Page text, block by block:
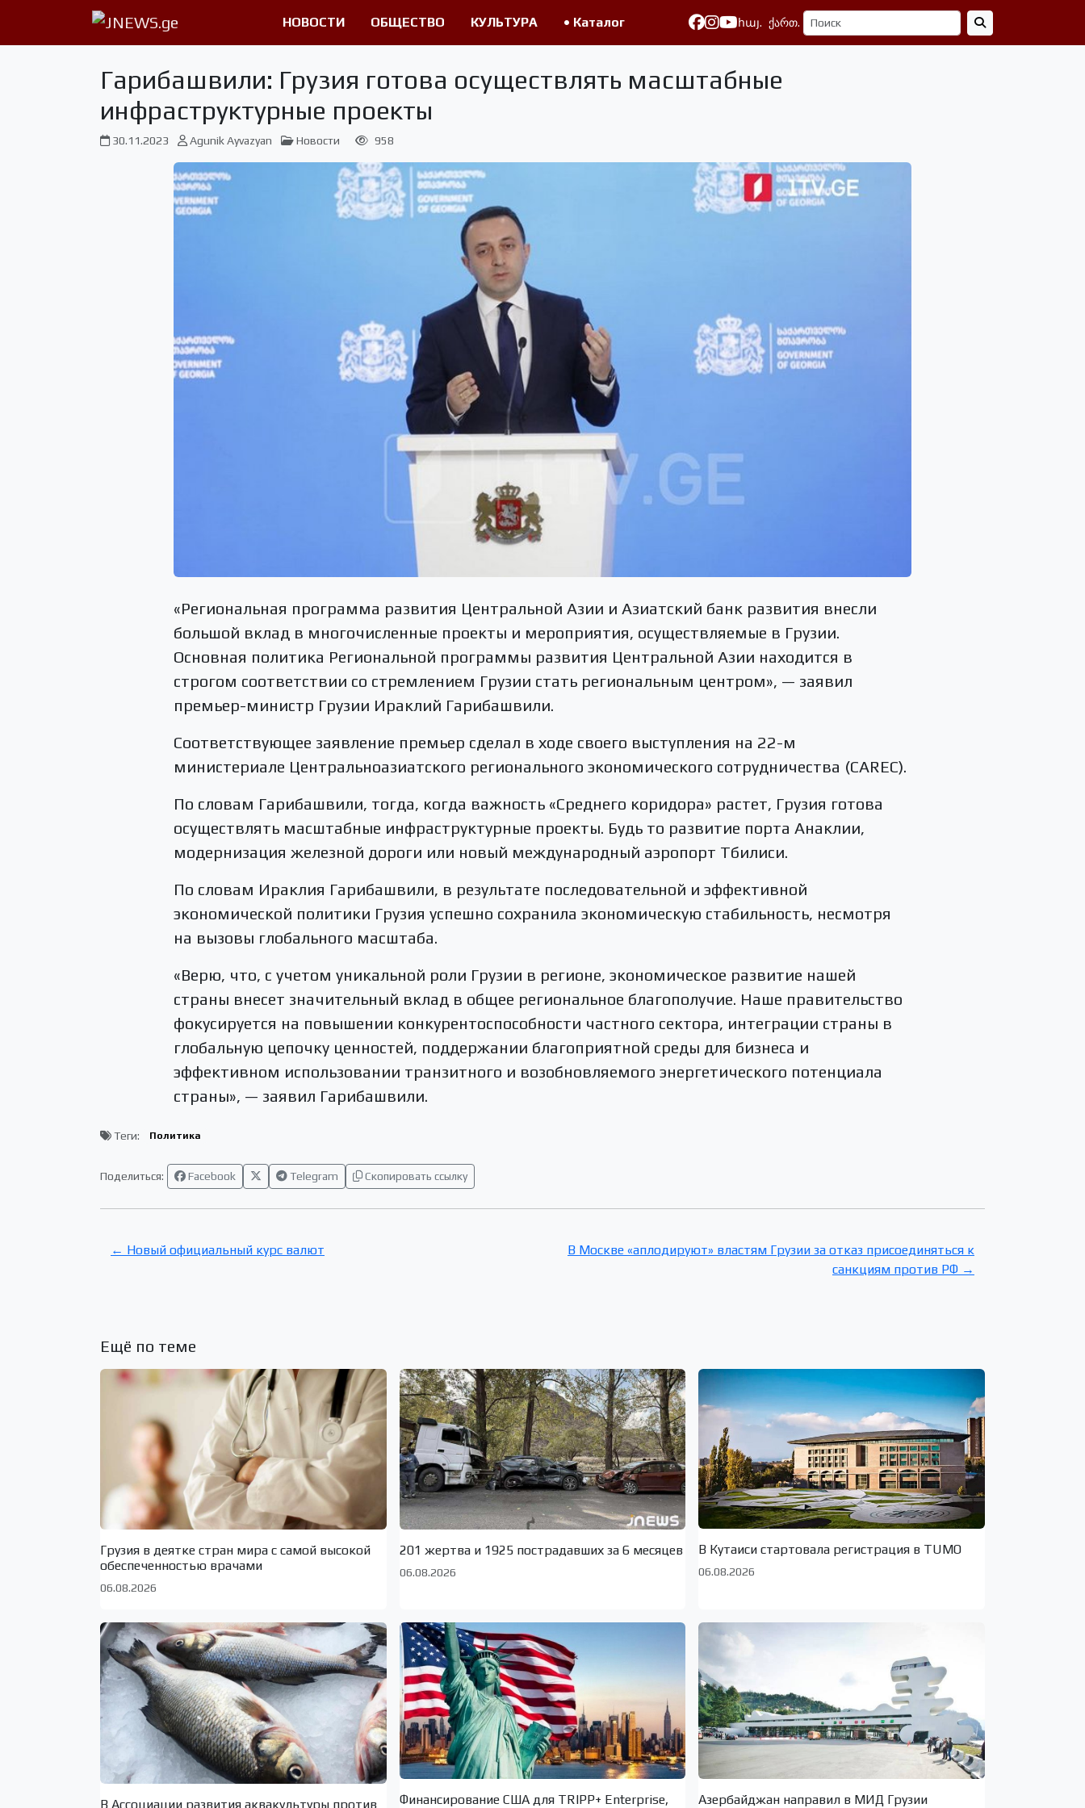
НОВОСТИ ОБЩЕСТВО КУЛЬТУРА • Каталог հայ. ქართ.
Гарибашвили: Грузия готова осуществлять масштабные
инфраструктурные проекты
30.11.2023 Agunik Ayvazyan Новости 958
«Региональная программа развития Центральной Азии и Азиатский банк развития внесли
большой вклад в многочисленные проекты и мероприятия, осуществляемые в Грузии.
Основная политика Региональной программы развития Центральной Азии находится в
строгом соответствии со стремлением Грузии стать региональным центром», — заявил
премьер-министр Грузии Ираклий Гарибашвили.
Соответствующее заявление премьер сделал в ходе своего выступления на 22-м
министериале Центральноазиатского регионального экономического сотрудничества (CAREC).
По словам Гарибашвили, тогда, когда важность «Среднего коридора» растет, Грузия готова
осуществлять масштабные инфраструктурные проекты. Будь то развитие порта Анаклии,
модернизация железной дороги или новый международный аэропорт Тбилиси.
По словам Ираклия Гарибашвили, в результате последовательной и эффективной
экономической политики Грузия успешно сохранила экономическую стабильность, несмотря
на вызовы глобального масштаба.
«Верю, что, с учетом уникальной роли Грузии в регионе, экономическое развитие нашей
страны внесет значительный вклад в общее региональное благополучие. Наше правительство
фокусируется на повышении конкурентоспособности частного сектора, интеграции страны в
глобальную цепочку ценностей, поддержании благоприятной среды для бизнеса и
эффективном использовании транзитного и возобновляемого энергетического потенциала
страны», — заявил Гарибашвили.
Теги: Политика
Поделиться: Facebook Telegram Скопировать ссылку
← Новый официальный курс валют
В Москве «аплодируют» властям Грузии за отказ присоединяться к
санкциям против РФ →
Ещё по теме
Грузия в деятке стран мира с самой высокой
обеспеченностью врачами
06.08.2026
201 жертва и 1925 пострадавших за 6 месяцев
06.08.2026
В Кутаиси стартовала регистрация в TUMO
06.08.2026
В Ассоциации развития аквакультуры против
Финансирование США для TRIPP+ Enterprise,
Азербайджан направил в МИД Грузии